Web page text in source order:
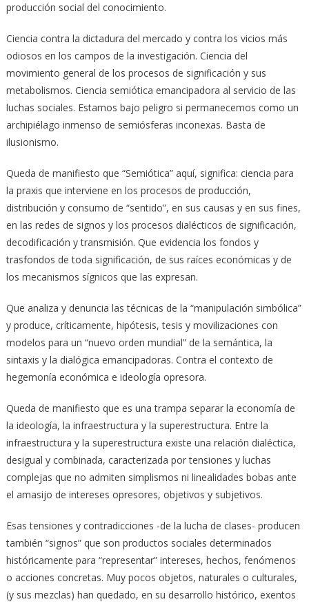
producción social del conocimiento.
Ciencia contra la dictadura del mercado y contra los vicios más
odiosos en los campos de la investigación. Ciencia del
movimiento general de los procesos de significación y sus
metabolismos. Ciencia semiótica emancipadora al servicio de las
luchas sociales. Estamos bajo peligro si permanecemos como un
archipiélago inmenso de semiósferas inconexas. Basta de
ilusionismo.
Queda de manifiesto que “Semiótica” aquí, significa: ciencia para
la praxis que interviene en los procesos de producción,
distribución y consumo de “sentido”, en sus causas y en sus fines,
en las redes de signos y los procesos dialécticos de significación,
decodificación y transmisión. Que evidencia los fondos y
trasfondos de toda significación, de sus raíces económicas y de
los mecanismos sígnicos que las expresan.
Que analiza y denuncia las técnicas de la “manipulación simbólica”
y produce, críticamente, hipótesis, tesis y movilizaciones con
modelos para un “nuevo orden mundial” de la semántica, la
sintaxis y la dialógica emancipadoras. Contra el contexto de
hegemonía económica e ideología opresora.
Queda de manifiesto que es una trampa separar la economía de
la ideología, la infraestructura y la superestructura. Entre la
infraestructura y la superestructura existe una relación dialéctica,
desigual y combinada, caracterizada por tensiones y luchas
complejas que no admiten simplismos ni linealidades bobas ante
el amasijo de intereses opresores, objetivos y subjetivos.
Esas tensiones y contradicciones -de la lucha de clases- producen
también “signos” que son productos sociales determinados
históricamente para “representar” intereses, hechos, fenómenos
o acciones concretas. Muy pocos objetos, naturales o culturales,
(y sus mezclas) han quedado, en su desarrollo histórico, exentos